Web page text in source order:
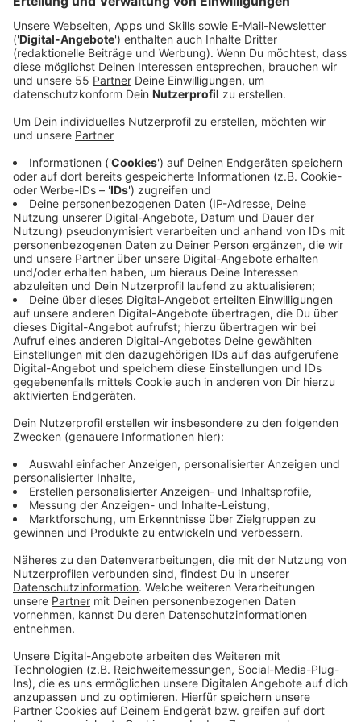
Fast das halbe Album kannten wir schon. Immerhin
wurden schon fünf Singles veröffentlicht. Mit dabei
ist unter anderem der Hit "Maybe You're The Problem".
flossen zwei Trennungen ein. Dabei war das aber nicht
von Avas Lieblingsorten: "Während der Pandemie habe
ich es vermisst, Spaß zu haben, mich zu bewegen und
Leute auf der Tanzfläche zu treffen", sagt sie. "Ich
gehe in Clubs, seit ich 16 bin, damals noch in Virginia
und South Carolina. Nicht um zu trinken, das war
zweitranging. Ich habe mir einfach gefälschten
Ausweis besorgt und die ganze Nacht getanzt!". Dafür
hat sie mit ihrem Album jetzt den Soundtrack
geliefert.
Anzeige
Wir benötigen Ihre
Zustimmung, um den YouTube
Video-Service zu laden!
Wir verwenden einen Service eines
Drittanbieters, um Videoinhalte
einzubetten. Dieser Service kann
Daten zu Ihren Aktivitäten
Details durch und stimmen Sie der
Nutzung des Service zu, um dieses
Video anzusehen.